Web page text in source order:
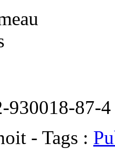
930018-87-4
- Tags :